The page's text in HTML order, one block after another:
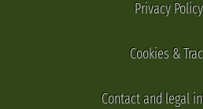
Privacy Policy
Cookies &
Contact and legal